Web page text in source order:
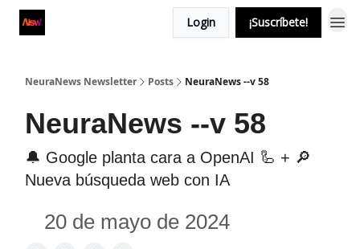
Login ¡Suscríbete!
NeuraNews Newsletter Posts NeuraNews --v 58
NeuraNews --v 58
🔔 Google planta cara a OpenAI 🦾 + 🔎
Nueva búsqueda web con IA
20 de mayo de 2024